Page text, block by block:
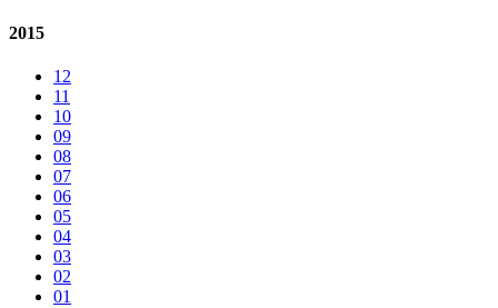
2015
12
11
10
09
08
07
06
05
04
03
02
01